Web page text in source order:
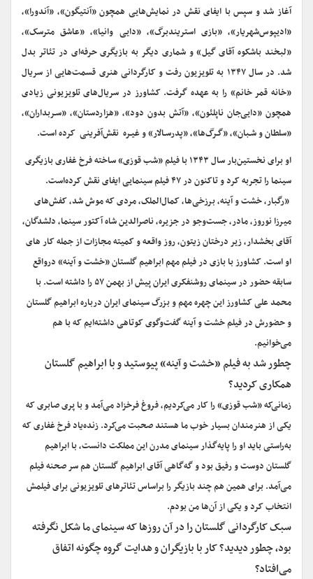
آغاز شد و سپس با ایفای نقش در نمایش‌هایی همچون «آنتیگون»، «آندورا»،
«ادیپوس‌شهریار»، «بازی استریندبرگ»، «دایی وانیا»، «عاشق مترسک»،
«لبخند باشکوه آقای گیل» و شماری دیگر به بازیگری حرفه‌ای در تئاتر بدل
شد. در سال ۱۳۴۷ به تلویزیون رفت و کارگردانی هنری قسمت‌هایی از سریال
«خانه قمر خانم» را به عهده گرفت. کشاورز در سریال‌های تلویزیونی زیادی
همچون «دایی‌جان ناپلئون»، «آتش بدون دود»، «هزاردستان»، «سـربداران»،
«سلطان و شـبان»، «گـرگ‌ها»، «پدرسـالار» و غیـره نقش‌آفرینی کرده است.
او برای نخستین‌بار سال ۱۳۴۳ با فیلم «شب قوزی» ساخته فرخ غفاری بازیگری
سینما را تجربه کرد و تاکنون در ۴۷ فیلم سینمایی ایفای نقش کرده‌است.
«رگبار، خشت و آینه، برزخی‌ها، کمال‌الملک، مردی که موش شد، کفش‌های
میرزا نوروز، مادر، جست‌وجو در جزیره، ناصرالدین شاه آکتور سینما، دلشدگان،
آقای بخشدار، زیر درختان زیتون، روز واقعه و کمیته مجازات از جمله کار های
او است. کشاورز با بازی در فیلم مهم ابراهیم گلستان «خشت و آینه» درواقع
سابقه حضور در سینمای روشنفکری ایران پیش از بهمن ۵۷ را داشته است. با
محمد علی کشاورز این چهره مهم و بزرگ سینمای ایران درباره ابراهیم گلستان
و حضورش در فیلم خشت و آینه گفت‌وگوی کوتاهی داشته‌ایم که با هم
می‌خوانیم.
چطور شد به فیلم «خشت و آینه» پیوستید و با ابراهیم گلستان
همکاری کردید؟
زمانی‌که «شب قوزی» را کار می‌کردیم، فروغ فرخزاد می‌آمد و با پری صابری که
یکی از هنرمندان بسیار خوب ما هستند صحبت می‌کرد. زنده‌یاد فرخ غفاری که
به‌راستی باید او را پایه‌گذار سینمای مدرن این مملکت دانست، با ابراهیم
گلستان دوست و رفیق بود و گه‌گاهی آقای ابراهیم گلستان هم سر صحنه فیلم
می‌آمد. برای همین هم چند بازیگر را براساس تئاترهای تلویزیونی برای فیلمش
انتخاب کرد و یکی از آن‌ها من بودم.
سبک کارگردانی گلستان را در آن روزها که سینمای ما شکل نگرفته
بود، چطور دیدید؟ کار با بازیگران و هدایت گروه چگونه اتفاق
می‌افتاد؟